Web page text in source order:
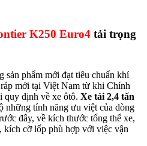
K250 Euro4 tải trọng
sản phẩm mới đạt tiêu chuẩn khí
mới tại Việt Nam từ khi Chính
quy định về xe ôtô. Xe tải 2,4 tấn
những tính năng ưu việt của dòng
đây, về kích thước tổng thể xe,
cỡ lốp phù hợp với việc vận